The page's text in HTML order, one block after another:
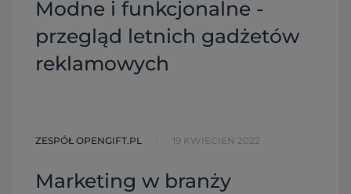
Modne i funkcjonalne -
przegląd letnich gadżetów
reklamowych
ZESPÓŁ OPENGIFT.PL 19 KWIECIEŃ 2022
Marketing w branży